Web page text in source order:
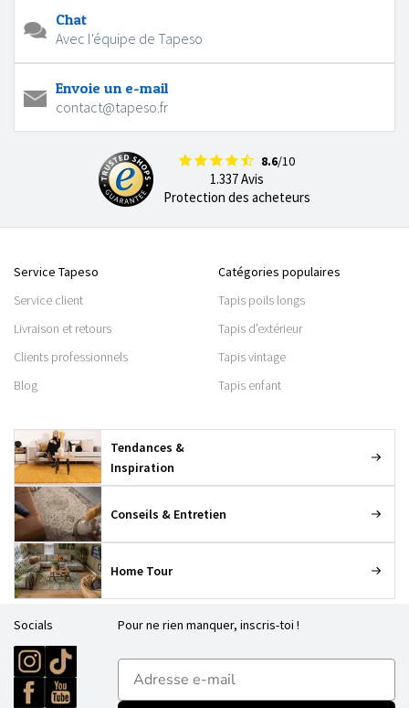
Chat
Avec l'équipe de Tapeso
Envoie un e-mail
contact@tapeso.fr
8.6/10
1.337 Avis
Protection des acheteurs
Service Tapeso
Service client
Livraison et retours
Clients professionnels
Blog
Catégories populaires
Tapis poils longs
Tapis d’extérieur
Tapis vintage
Tapis enfant
Tendances &
Inspiration
Conseils & Entretien
Home Tour
Socials Pour ne rien manquer, inscris-toi !
E-mailadres